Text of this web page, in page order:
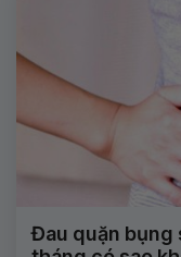
Đau quặn bụng